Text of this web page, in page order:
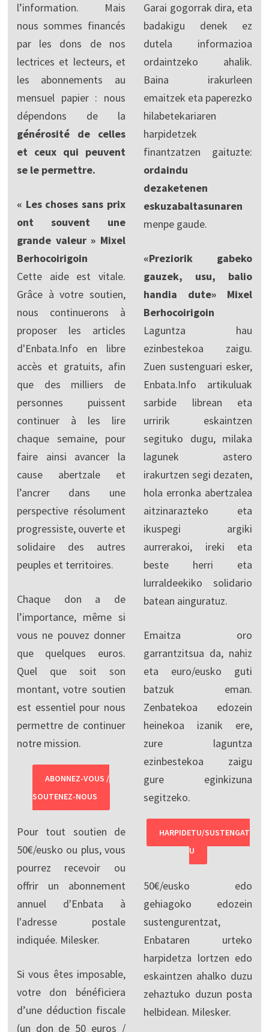
l’information. Mais
nous sommes financés
par les dons de nos
lectrices et lecteurs, et
les abonnements au
mensuel papier : nous
dépendons de la
générosité de celles
et ceux qui peuvent
se le permettre.
« Les choses sans prix
ont souvent une
grande valeur » Mixel
Berhocoirigoin
Cette aide est vitale.
Grâce à votre soutien,
nous continuerons à
proposer les articles
d'Enbata.Info en libre
accès et gratuits, afin
que des milliers de
personnes puissent
continuer à les lire
chaque semaine, pour
faire ainsi avancer la
cause abertzale et
l’ancrer dans une
perspective résolument
progressiste, ouverte et
solidaire des autres
peuples et territoires.
Chaque don a de
l’importance, même si
vous ne pouvez donner
que quelques euros.
Quel que soit son
montant, votre soutien
est essentiel pour nous
permettre de continuer
notre mission.
ABONNEZ-VOUS /
SOUTENEZ-NOUS
Pour tout soutien de
50€/eusko ou plus, vous
pourrez recevoir ou
offrir un abonnement
annuel d'Enbata à
l'adresse postale
indiquée. Milesker.
Si vous êtes imposable,
votre don bénéficiera
d’une déduction fiscale
(un don de 50 euros /
Garai gogorrak dira, eta
badakigu denek ez
dutela informazioa
ordaintzeko ahalik.
Baina irakurleen
emaitzek eta paperezko
hilabetekariaren
harpidetzek
finantzatzen gaituzte:
ordaindu
dezaketenen
eskuzabaltasunaren
menpe gaude.
«Preziorik gabeko
gauzek, usu, balio
handia dute» Mixel
Berhocoirigoin
Laguntza hau
ezinbestekoa zaigu.
Zuen sustenguari esker,
Enbata.Info artikuluak
sarbide librean eta
urririk eskaintzen
segituko dugu, milaka
lagunek astero
irakurtzen segi dezaten,
hola erronka abertzalea
aitzinarazteko eta
ikuspegi argiki
aurrerakoi, ireki eta
beste herri eta
lurraldeekiko solidario
batean ainguratuz.
Emaitza oro
garrantzitsua da, nahiz
eta euro/eusko guti
batzuk eman.
Zenbatekoa edozein
heinekoa izanik ere,
zure laguntza
ezinbestekoa zaigu
gure eginkizuna
segitzeko.
HARPIDETU/SUSTENGAT
U
50€/eusko edo
gehiagoko edozein
sustengurentzat,
Enbataren urteko
harpidetza lortzen edo
eskaintzen ahalko duzu
zehaztuko duzun posta
helbidean. Milesker.